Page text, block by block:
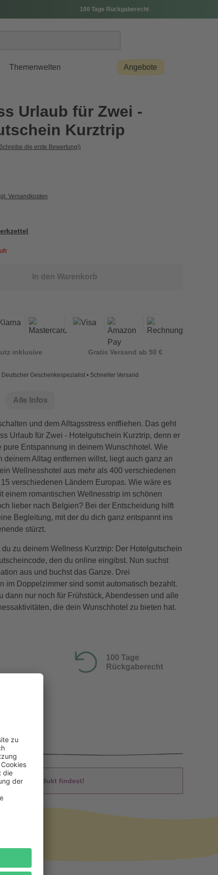
100 Tage Rückgaberecht
Themenwelten Angebote
Urlaub für Zwei -
Kurztrip
die erste Bewertung!)
Versandkosten
In den Warenkorb
inklusive Gratis Versand ab 50 €
Deutscher Geschenkespezialist • Schneller Versand
Alle Infos
und dem Alltagsstress entfliehen. Das geht
Urlaub für Zwei - Hotelgutschein Kurztrip, denn er
pure Entspannung in deinem Wunschhotel. Wie
deinem Alltag entfernen willst, liegt auch ganz an
Wellnesshotel aus mehr als 400 verschiedenen
verschiedenen Ländern Europas. Wie wäre es
einem romantischen Wellnesstrip im schönen
lieber nach Belgien? Bei der Entscheidung hilft
Begleitung, mit der du dich ganz entspannt ins
stürzt.
du zu deinem Wellness Kurztrip: Der Hotelgutschein
den du online eingibst. Nun suchst
aus und buchst das Ganze. Drei
im Doppelzimmer sind somit automatisch bezahlt.
dann nur noch für Frühstück, Abendessen und alle
die dein Wunschhotel zu bieten hat.
100 Tage
Rückgaberecht
Du das Produkt findest!